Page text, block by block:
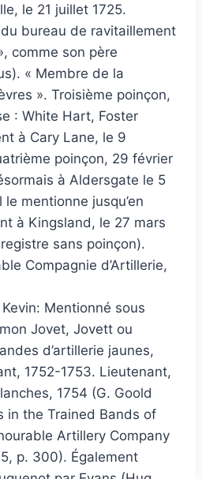
le 21 juillet 1725.
bureau de ravitaillement
comme son père
« Membre de la
». Troisième poinçon,
: White Hart, Foster
à Cary Lane, le 9
poinçon, 29 février
à Aldersgate le 5
mentionne jusqu’en
à Kingsland, le 27 mars
sans poinçon).
Compagnie d’Artillerie,
Mentionné sous
Jovet, Jovett ou
d’artillerie jaunes,
1752-1753. Lieutenant,
1754 (G. Goold
in the Trained Bands of
Artillery Company
p. 300). Également